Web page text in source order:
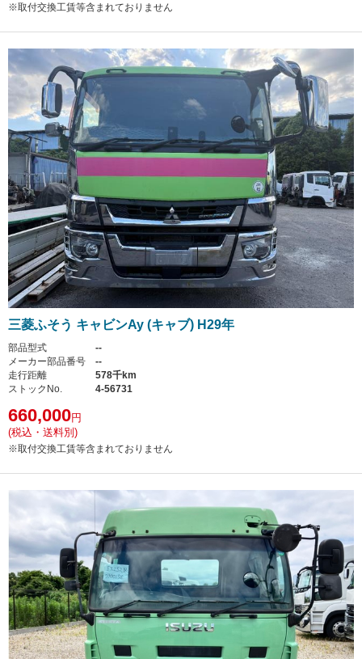
※取付交換工賃等含まれておりません
三菱ふそう キャビンAy (キャブ) H29年
部品型式
--
メーカー部品番号
--
走行距離
578千km
ストックNo.
4-56731
660,000円
(税込・送料別)
※取付交換工賃等含まれておりません